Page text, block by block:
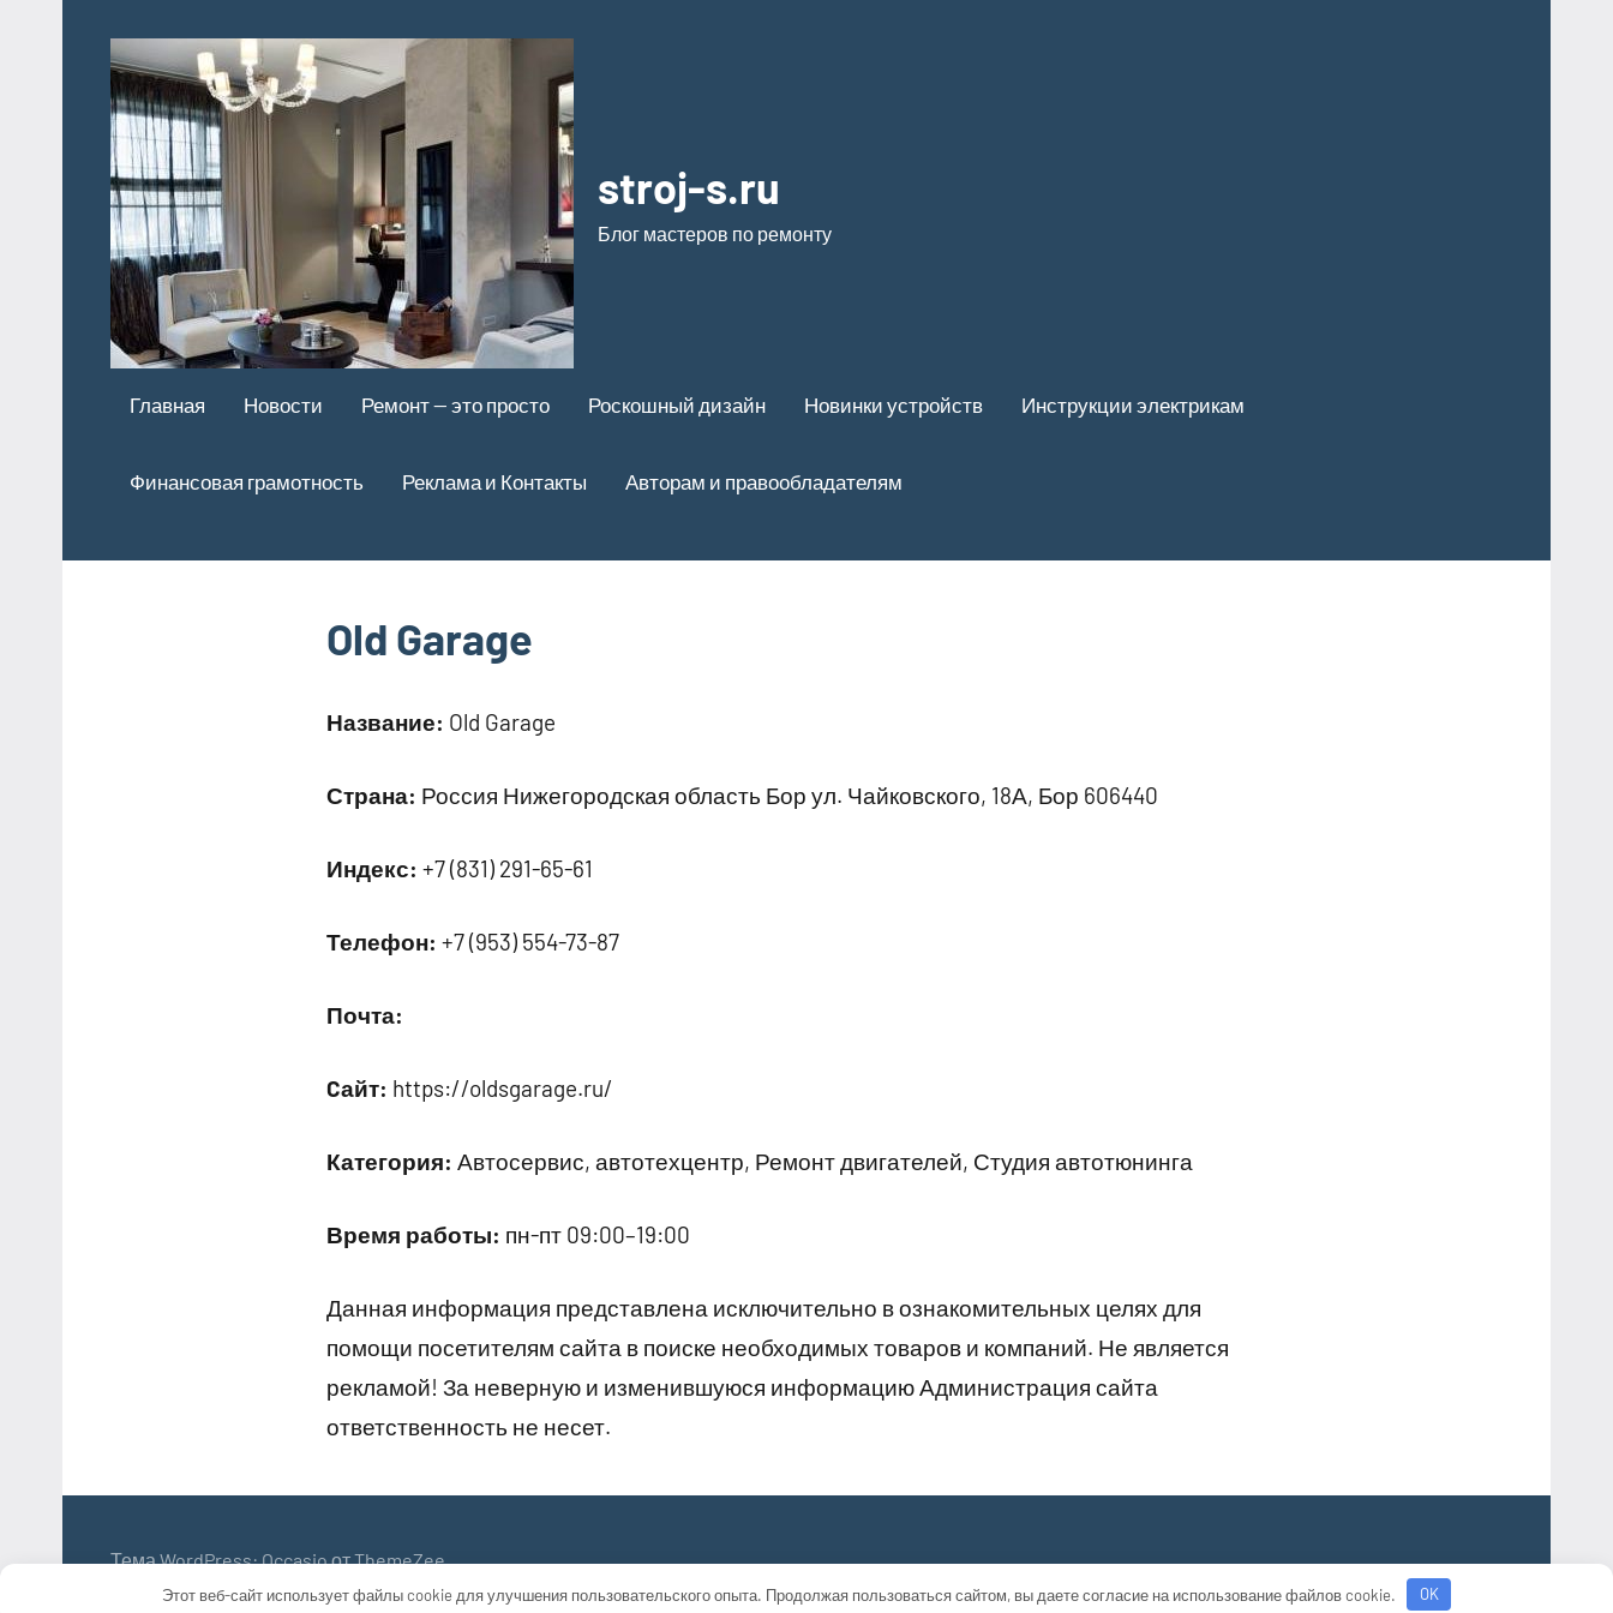
содержимому
stroj-s.ru
Блог мастеров по ремонту
Главная Новости Ремонт — это просто Роскошный дизайн Новинки устройств Инструкции электрикам
Финансовая грамотность Реклама и Контакты Авторам и правообладателям
Old Garage
Название: Old Garage
Страна: Россия Нижегородская область Бор ул. Чайковского, 18А, Бор 606440
Индекс: +7 (831) 291-65-61
Телефон: +7 (953) 554-73-87
Почта:
Cайт: https://oldsgarage.ru/
Категория: Автосервис, автотехцентр, Ремонт двигателей, Студия автотюнинга
Время работы: пн-пт 09:00–19:00
Данная информация представлена исключительно в ознакомительных целях для
помощи посетителям сайта в поиске необходимых товаров и компаний. Не является
рекламой! За неверную и изменившуюся информацию Администрация сайта
ответственность не несет.
Тема WordPress: Occasio от ThemeZee.
Этот веб-сайт использует файлы cookie для улучшения пользовательского опыта. Продолжая пользоваться сайтом, вы даете согласие на использование файлов cookie. OK